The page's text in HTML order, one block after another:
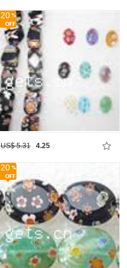
20
US$ 5.31 4.25
20